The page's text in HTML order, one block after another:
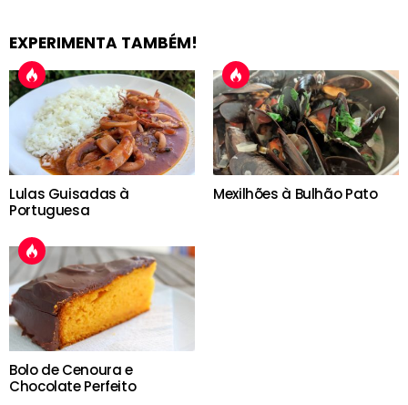
EXPERIMENTA TAMBÉM!
Lulas Guisadas à
Portuguesa
Mexilhões à Bulhão Pato
Bolo de Cenoura e
Chocolate Perfeito